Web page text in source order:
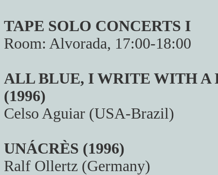
TAPE SOLO CONCERTS I
Room: Alvorada, 17:00-18:00
ALL BLUE, I WRITE WITH A
(1996)
Celso Aguiar (USA-Brazil)
UNÁCRÈS (1996)
Ralf Ollertz (Germany)